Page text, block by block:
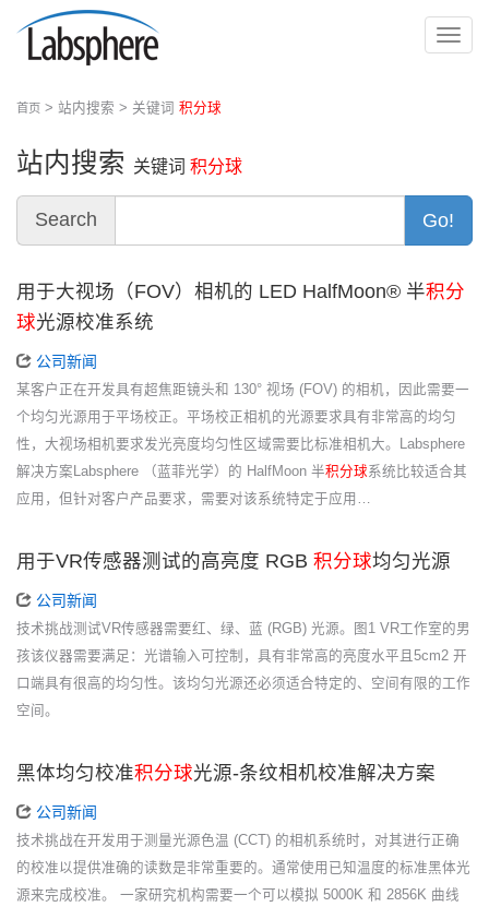
切
首页 > 站内搜索 > 关键词 积分球
站内搜索 关键词 积分球
Search Go!
用于大视场（FOV）相机的 LED HalfMoon® 半积分
球光源校准系统
公司新闻
某客户正在开发具有超焦距镜头和 130° 视场 (FOV) 的相机，因此需要一
个均匀光源用于平场校正。平场校正相机的光源要求具有非常高的均匀
性，大视场相机要求发光亮度均匀性区域需要比标准相机大。Labsphere
解决方案Labsphere （蓝菲光学）的 HalfMoon 半积分球系统比较适合其
应用，但针对客户产品要求，需要对该系统特定于应用…
用于VR传感器测试的高亮度 RGB 积分球均匀光源
公司新闻
技术挑战测试VR传感器需要红、绿、蓝 (RGB) 光源。图1 VR工作室的男
孩该仪器需要满足：光谱输入可控制，具有非常高的亮度水平且5cm2 开
口端具有很高的均匀性。该均匀光源还必须适合特定的、空间有限的工作
空间。
黑体均匀校准积分球光源-条纹相机校准解决方案
公司新闻
技术挑战在开发用于测量光源色温 (CCT) 的相机系统时，对其进行正确
的校准以提供准确的读数是非常重要的。通常使用已知温度的标准黑体光
源来完成校准。 一家研究机构需要一个可以模拟 5000K 和 2856K 曲线